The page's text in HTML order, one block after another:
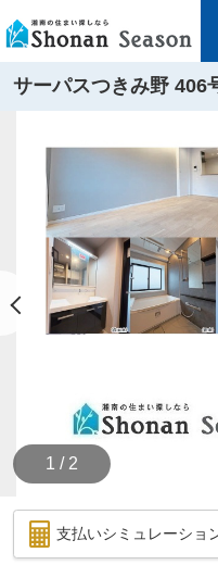
サーパスつきみ野 406
1 / 2
支払いシミュレーショ